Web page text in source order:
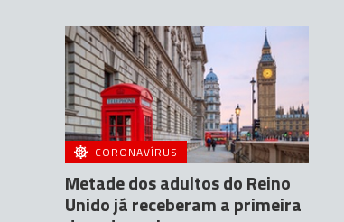
CORONAVÍRUS
Metade dos adultos do Reino
Unido já receberam a primeira